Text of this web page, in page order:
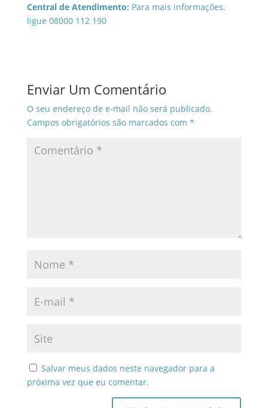
Central de Atendimento: Para mais informações,
ligue 08000 112 190
Enviar Um Comentário
O seu endereço de e-mail não será publicado.
Campos obrigatórios são marcados com *
Salvar meus dados neste navegador para a
próxima vez que eu comentar.